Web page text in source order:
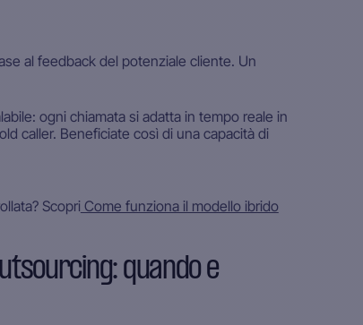
al feedback del potenziale cliente. Un
ogni chiamata si adatta in tempo reale in
caller. Beneficiate così di una capacità di
ScopriCome funziona il modello ibrido
quando e